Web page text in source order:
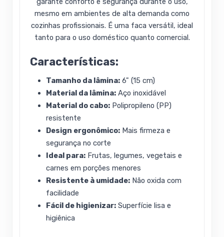
mesmo em ambientes de alta demanda como
cozinhas profissionais. É uma faca versátil, ideal
tanto para o uso doméstico quanto comercial.
Características:
Tamanho da lâmina: 6" (15 cm)
Material da lâmina: Aço inoxidável
Material do cabo: Polipropileno (PP)
resistente
Design ergonômico: Mais firmeza e
segurança no corte
Ideal para: Frutas, legumes, vegetais e
carnes em porções menores
Resistente à umidade: Não oxida com
facilidade
Fácil de higienizar: Superfície lisa e
higiênica